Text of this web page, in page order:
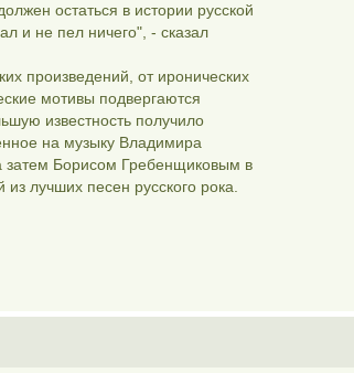
остаться в истории русской
и не пел ничего", - сказал
произведений, от иронических
мотивы подвергаются
известность получило
на музыку Владимира
затем Борисом Гребенщиковым в
лучших песен русского рока.